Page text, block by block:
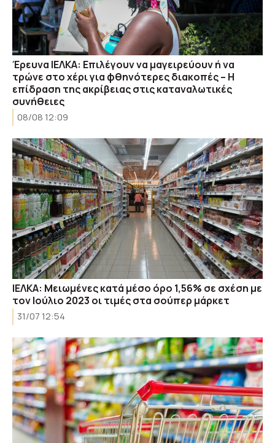
Έρευνα ΙΕΛΚΑ: Επιλέγουν να μαγειρεύουν ή να
τρώνε στο χέρι για φθηνότερες διακοπές – Η
επίδραση της ακρίβειας στις καταναλωτικές
συνήθειες
08/08 12:09
ΙΕΛΚΑ: Μειωμένες κατά μέσο όρο 1,56% σε σχέση με
τον Ιούλιο 2023 οι τιμές στα σούπερ μάρκετ
31/07 12:54